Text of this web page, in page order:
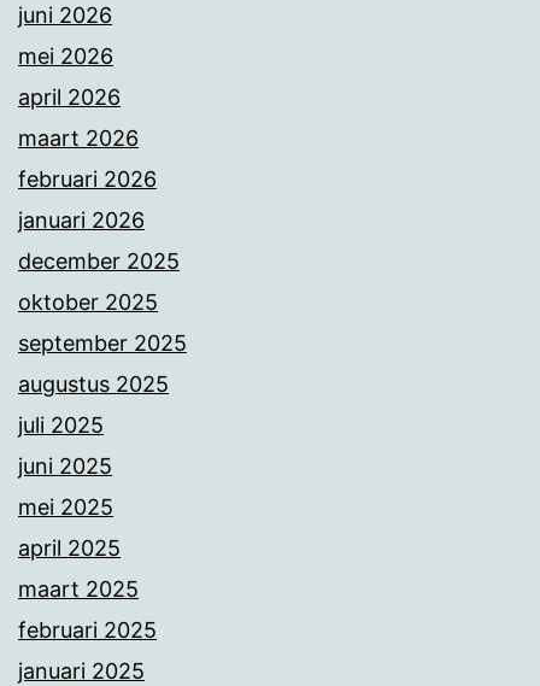
juni 2026
mei 2026
april 2026
maart 2026
februari 2026
januari 2026
december 2025
oktober 2025
september 2025
augustus 2025
juli 2025
juni 2025
mei 2025
april 2025
maart 2025
februari 2025
januari 2025